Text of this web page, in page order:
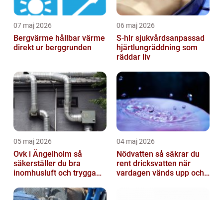
07 maj 2026
Bergvärme hållbar värme
direkt ur berggrunden
06 maj 2026
S-hlr sjukvårdsanpassad
hjärtlungräddning som
räddar liv
05 maj 2026
Ovk i Ängelholm så
säkerställer du bra
inomhusluft och trygga
04 maj 2026
Nödvatten så säkrar du
rent dricksvatten när
vardagen vänds upp och